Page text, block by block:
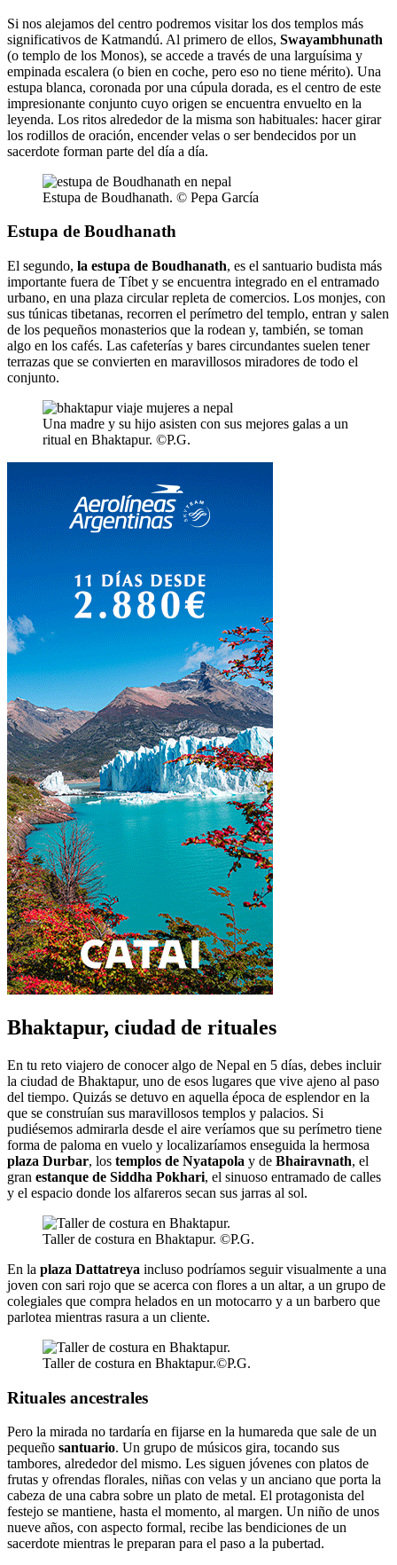
Si nos alejamos del centro podremos visitar los dos templos más
significativos de Katmandú. Al primero de ellos, Swayambhunath
(o templo de los Monos), se accede a través de una larguísima y
empinada escalera (o bien en coche, pero eso no tiene mérito). Una
estupa blanca, coronada por una cúpula dorada, es el centro de este
impresionante conjunto cuyo origen se encuentra envuelto en la
leyenda. Los ritos alrededor de la misma son habituales: hacer girar
los rodillos de oración, encender velas o ser bendecidos por un
sacerdote forman parte del día a día.
Estupa de Boudhanath. © Pepa García
Estupa de Boudhanath
El segundo, la estupa de Boudhanath, es el santuario budista más
importante fuera de Tíbet y se encuentra integrado en el entramado
urbano, en una plaza circular repleta de comercios. Los monjes, con
sus túnicas tibetanas, recorren el perímetro del templo, entran y salen
de los pequeños monasterios que la rodean y, también, se toman
algo en los cafés. Las cafeterías y bares circundantes suelen tener
terrazas que se convierten en maravillosos miradores de todo el
conjunto.
Una madre y su hijo asisten con sus mejores galas a un
ritual en Bhaktapur. ©P.G.
Bhaktapur, ciudad de rituales
En tu reto viajero de conocer algo de Nepal en 5 días, debes incluir
la ciudad de Bhaktapur, uno de esos lugares que vive ajeno al paso
del tiempo. Quizás se detuvo en aquella época de esplendor en la
que se construían sus maravillosos templos y palacios. Si
pudiésemos admirarla desde el aire veríamos que su perímetro tiene
forma de paloma en vuelo y localizaríamos enseguida la hermosa
plaza Durbar, los templos de Nyatapola y de Bhairavnath, el
gran estanque de Siddha Pokhari, el sinuoso entramado de calles
y el espacio donde los alfareros secan sus jarras al sol.
Taller de costura en Bhaktapur. ©P.G.
En la plaza Dattatreya incluso podríamos seguir visualmente a una
joven con sari rojo que se acerca con flores a un altar, a un grupo de
colegiales que compra helados en un motocarro y a un barbero que
parlotea mientras rasura a un cliente.
Taller de costura en Bhaktapur.©P.G.
Rituales ancestrales
Pero la mirada no tardaría en fijarse en la humareda que sale de un
pequeño santuario. Un grupo de músicos gira, tocando sus
tambores, alrededor del mismo. Les siguen jóvenes con platos de
frutas y ofrendas florales, niñas con velas y un anciano que porta la
cabeza de una cabra sobre un plato de metal. El protagonista del
festejo se mantiene, hasta el momento, al margen. Un niño de unos
nueve años, con aspecto formal, recibe las bendiciones de un
sacerdote mientras le preparan para el paso a la pubertad.